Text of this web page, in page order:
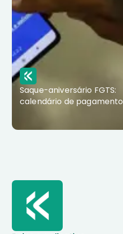
Saque-aniversário FGTS:
calendário de pagamento